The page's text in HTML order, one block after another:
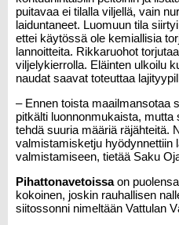
puitavaa ei tilalla viljellä, vain
laiduntaneet. Luomuun tila
ettei käytössä ole kemiallisia
lannoitteita. Rikkaruohot
viljelykierrolla. Eläinten ulkoilu
naudat saavat toteuttaa
– Ennen toista maailmansotaa
pitkälti luonnonmukaista, mutta
tehdä suuria määriä räjähteitä.
valmistamisketju hyödynnettiin
valmistamiseen, tietää Saku
Pihattonavetoissaon
kokoinen, joskin rauhallisen
siitossonni nimeltään Vattulan